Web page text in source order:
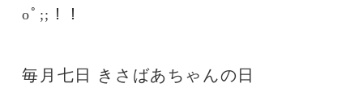
oﾟ;;！！
毎月七日 きさばあちゃんの日